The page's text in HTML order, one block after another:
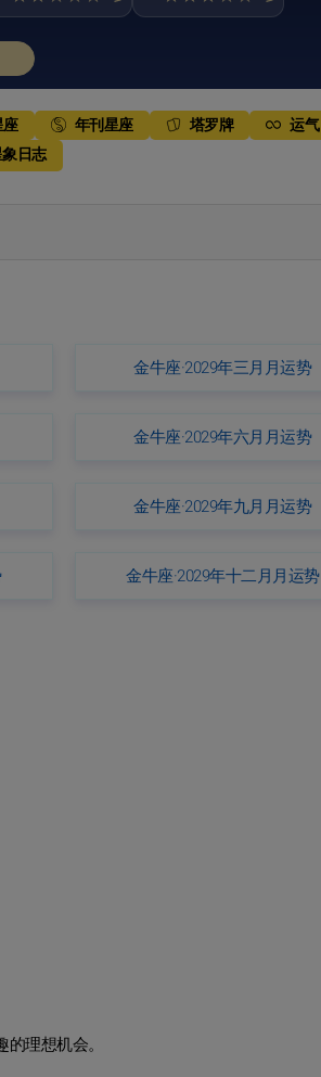
年刊星座 塔罗牌
运气
日志
金牛座·2029年三月月运势
金牛座·2029年六月月运势
金牛座·2029年九月月运势
金牛座·2029年十二月月运势
理想机会。